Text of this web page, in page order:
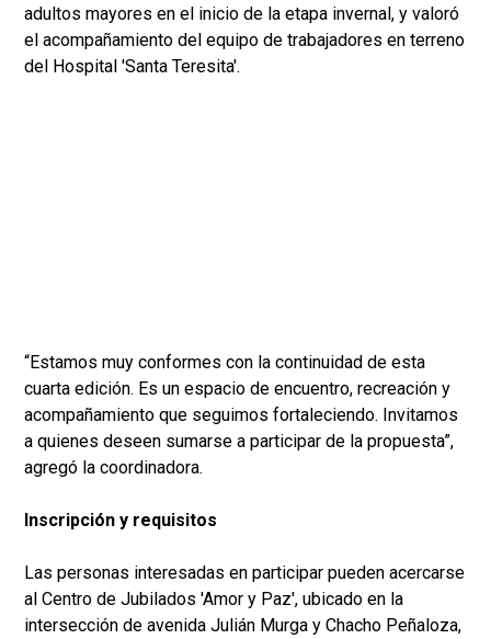
adultos mayores en el inicio de la etapa invernal, y valoró
el acompañamiento del equipo de trabajadores en terreno
del Hospital 'Santa Teresita'.
“Estamos muy conformes con la continuidad de esta
cuarta edición. Es un espacio de encuentro, recreación y
acompañamiento que seguimos fortaleciendo. Invitamos
a quienes deseen sumarse a participar de la propuesta”,
agregó la coordinadora.
Inscripción y requisitos
Las personas interesadas en participar pueden acercarse
al Centro de Jubilados 'Amor y Paz', ubicado en la
intersección de avenida Julián Murga y Chacho Peñaloza,